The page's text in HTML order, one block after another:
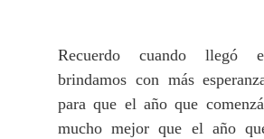
Recuerdo cuando
brindamos con más
para que el año que
mucho mejor que el año